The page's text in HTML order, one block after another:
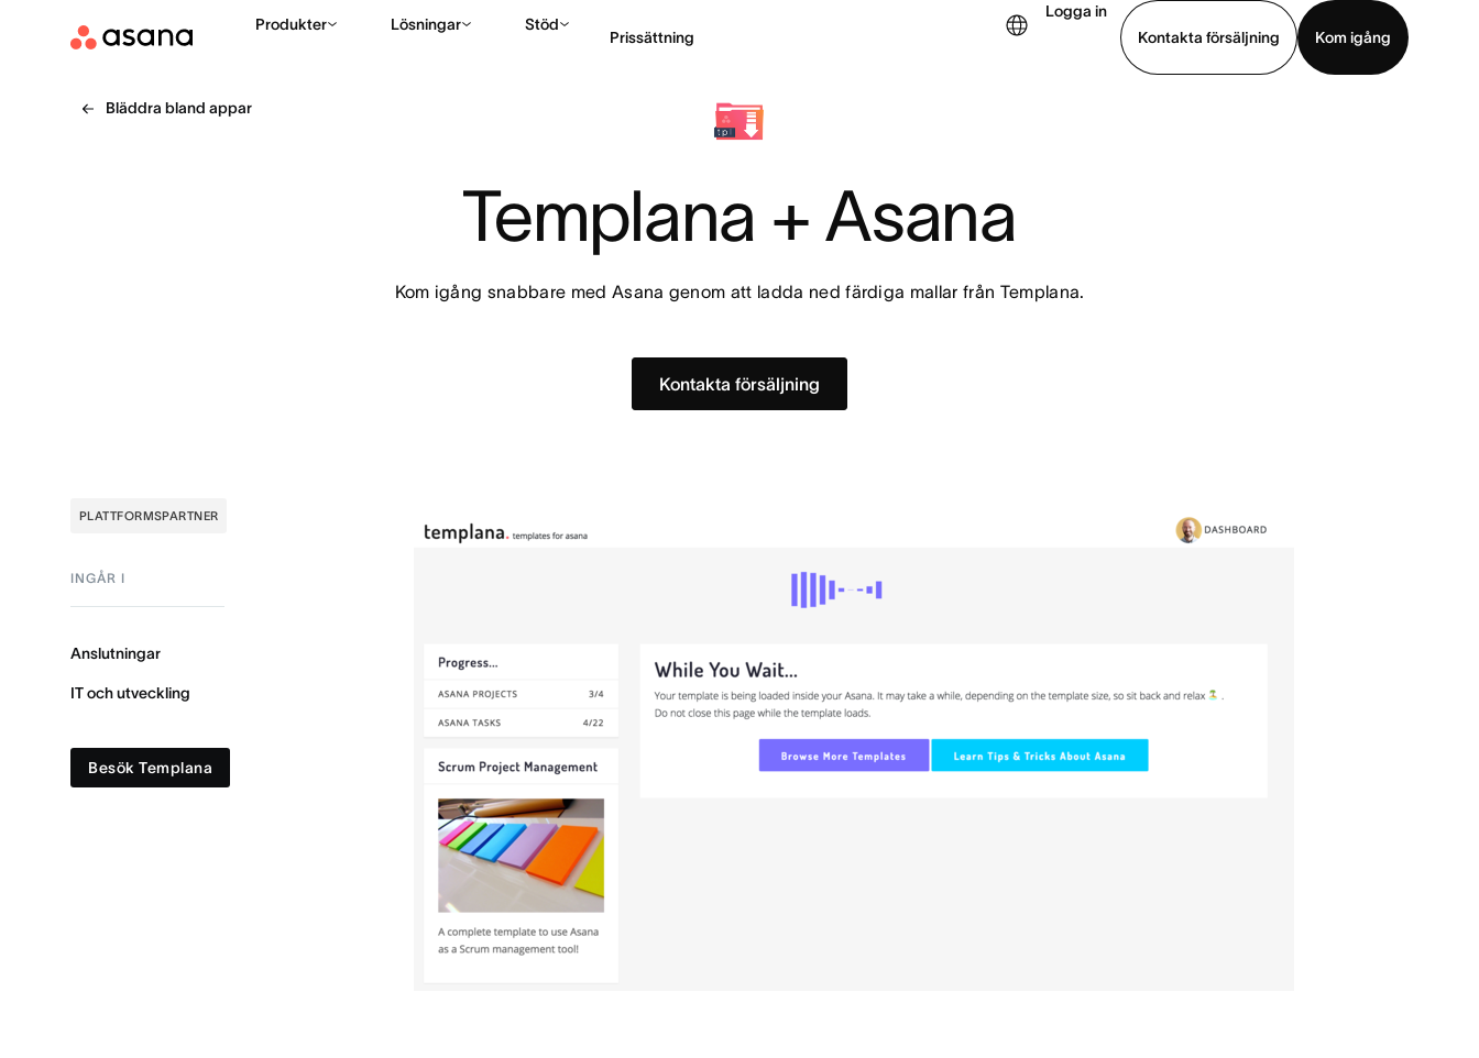
Produkter Lösningar Stöd
Prissättning
Logga in
Kontakta försäljning
Kom igång
Bläddra bland appar
Templana + Asana
Kom igång snabbare med Asana genom att ladda ned färdiga mallar från Templana.
Kontakta försäljning
PLATTFORMSPARTNER
INGÅR I
Anslutningar
IT och utveckling
Besök Templana